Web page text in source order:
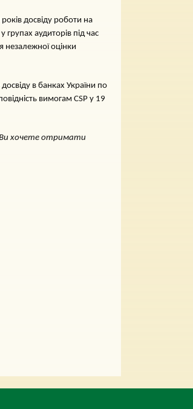
досвіду роботи на
групах аудиторів під час
незалежної оцінки
в банках України по
вимогам CSP у 19
Ви хочете отримати